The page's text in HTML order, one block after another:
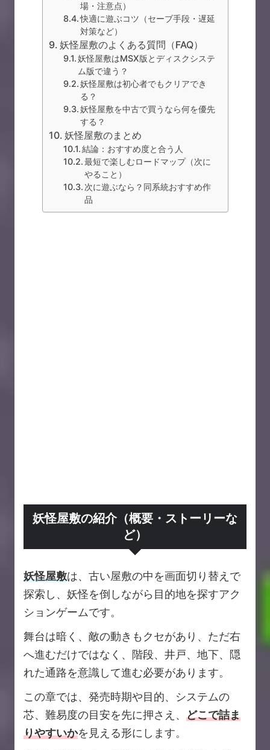
場・注意点）
快適に遊ぶコツ（セーブ手段・遅延
対策など）
妖怪屋敷のよくある質問（FAQ）
妖怪屋敷はMSX版とディスクシステ
ム版で違う？
妖怪屋敷は初心者でもクリアでき
る？
妖怪屋敷を中古で買うなら何を優先
する？
妖怪屋敷のまとめ
結論：おすすめ度と合う人
最短で楽しむロードマップ（次に
やること）
次に遊ぶなら？同系統おすすめ作
品
妖怪屋敷の紹介（概要・ストーリーな
ど）
妖怪屋敷は、古い屋敷の中を画面切り替えで
探索し、妖怪を倒しながら目的地を探すアク
ションゲームです。
舞台は暗く、敵の動きもクセがあり、ただ右
へ進むだけではなく、階段、井戸、地下、隠
れた通路を意識して進む必要があります。
この章では、発売時期や目的、システムの
芯、難易度の目安を先に押さえ、 どこで詰ま
りやすいかを見える形にします。